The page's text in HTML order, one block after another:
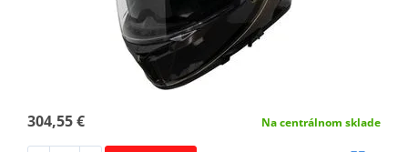
304,55 € Na centrálnom sklade